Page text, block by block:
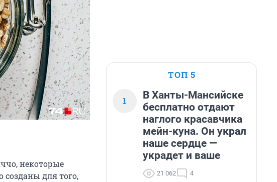
некоторые
для того,
ТОП 5
1
В Ханты-Мансийске
бесплатно отдают
наглого красавчика
мейн-куна. Он украл
наше сердце —
украдет и ваше
21 062 4